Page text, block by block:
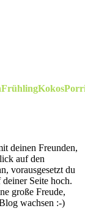
FrühlingKokos
deinen Freunden,
auf den
vorausgesetzt du
Seite hoch.
große Freude,
wachsen :-)